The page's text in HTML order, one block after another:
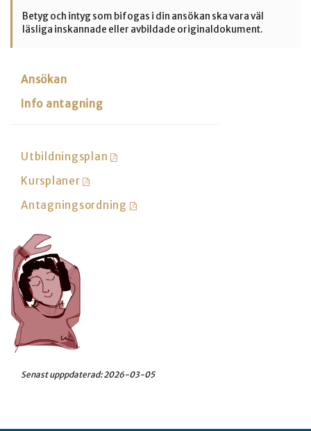
Betyg och intyg som bifogas i din ansökan ska vara väl
läsliga inskannade eller avbildade originaldokument.
Ansökan
Info antagning
Utbildningsplan
Kursplaner
Antagningsordning
Senast upppdaterad:2026-03-05